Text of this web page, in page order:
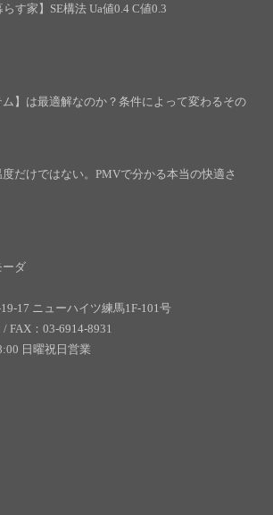
す家】SE構法 Ua値0.4 C値0.3
ム】は最適解なのか？条件によって変わるその
度だけではない。PMVで分かる本当の快適さ
ーダ
17 ニューハイツ練馬1F-101号
FAX：03-6914-8931
日曜祝日営業